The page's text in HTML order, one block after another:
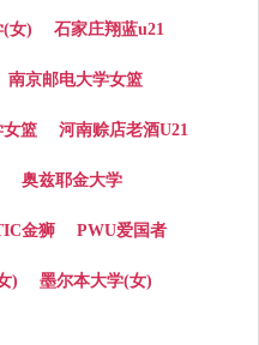
(女) 石家庄翔蓝u21
南京邮电大学女篮
女篮 河南赊店老酒U21
奥兹耶金大学
金狮 PWU爱国者
) 墨尔本大学(女)